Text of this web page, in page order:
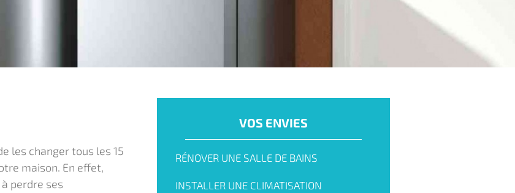
les changer tous les 15
maison. En effet,
perdre ses
VOS ENVIES
RÉNOVER UNE SALLE DE BAINS
INSTALLER UNE CLIMATISATION